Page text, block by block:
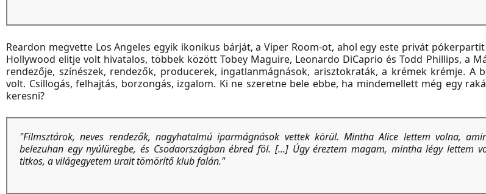
Reardon megvette Los Angeles egyik ikonikus bárját, a Viper Room-ot, ahol egy este privát
Hollywood elitje volt hivatalos, többek között Tobey Maguire, Leonardo DiCaprio és Todd Phillips, a
rendezője, színészek, rendezők, producerek, ingatlanmágnások, arisztokraták, a krémek krémje. A
volt. Csillogás, felhajtás, borzongás, izgalom. Ki ne szeretne bele ebbe, ha mindemellett még egy
keresni?
"Filmsztárok, neves rendezők, nagyhatalmú iparmágnások vettek körül. Mintha Alice lettem volna,
belezuhan egy nyúlüregbe, és Csodaországban ébred föl. [...] Úgy éreztem magam, mintha légy lettem
titkos, a világegyetem urait tömörítő klub falán."